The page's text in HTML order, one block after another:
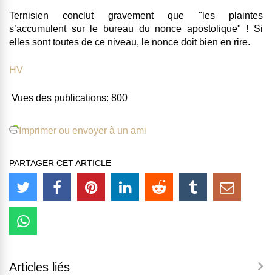
Ternisien conclut gravement que "les plaintes
s’accumulent sur le bureau du nonce apostolique" ! Si
elles sont toutes de ce niveau, le nonce doit bien en rire.
HV
Vues des publications: 800
Imprimer ou envoyer à un ami
PARTAGER CET ARTICLE
Articles liés